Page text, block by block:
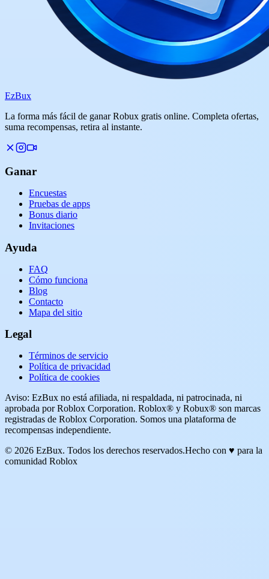
EzBux
La forma más fácil de ganar Robux gratis online. Completa ofertas,
suma recompensas, retira al instante.
Ganar
Encuestas
Pruebas de apps
Bonus diario
Invitaciones
Ayuda
FAQ
Cómo funciona
Blog
Contacto
Mapa del sitio
Legal
Términos de servicio
Política de privacidad
Política de cookies
Aviso: EzBux no está afiliada, ni respaldada, ni patrocinada, ni
aprobada por Roblox Corporation. Roblox® y Robux® son marcas
registradas de Roblox Corporation. Somos una plataforma de
recompensas independiente.
© 2026 EzBux. Todos los derechos reservados.Hecho con ♥ para la
comunidad Roblox